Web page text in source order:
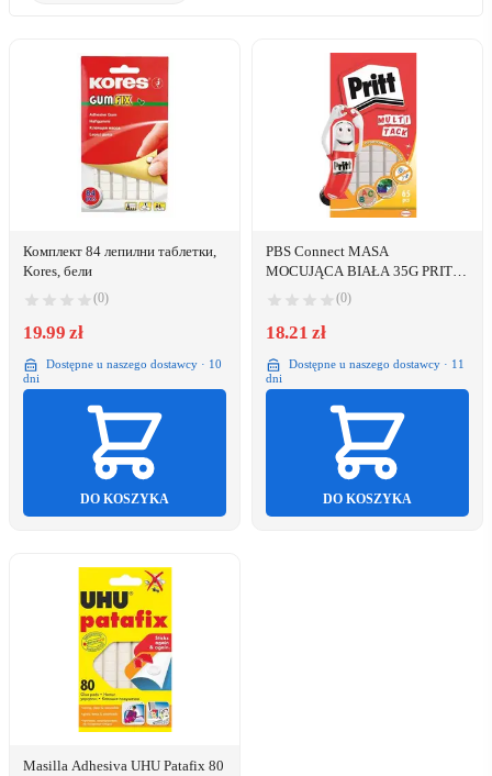
Комплект 84 лепилни таблетки,
Kores, бели
(0)
19.99 zł
Dostępne u naszego dostawcy · 10
dni
DO KOSZYKA
PBS Connect MASA
MOCUJĄCA BIAŁA 35G PRITT
ON&OFF 65 SZTUK
(0)
18.21 zł
Dostępne u naszego dostawcy · 11
dni
DO KOSZYKA
Masilla Adhesiva UHU Patafix 80